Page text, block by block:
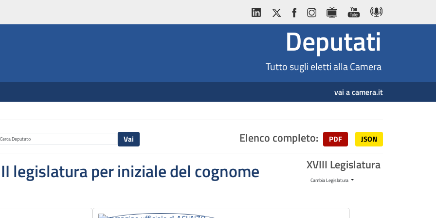
Deputati
Tutto sugli eletti alla Camera
vai a camera.it
Elenco completo: PDF JSON
legislatura per iniziale del cognome XVIII Legislatura
Cambia Legislatura